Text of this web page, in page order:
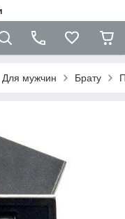
Для мужчин Брату